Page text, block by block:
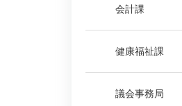
会計課
健康福祉課
議会事務局